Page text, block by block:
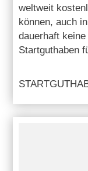
weltweit
können, auch
dauerhaft
Startguthaben